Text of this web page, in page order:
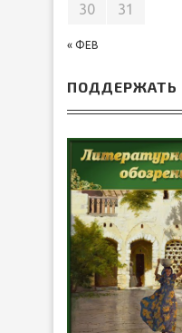
« ФЕВ
30
31
ПОДДЕРЖАТЬ